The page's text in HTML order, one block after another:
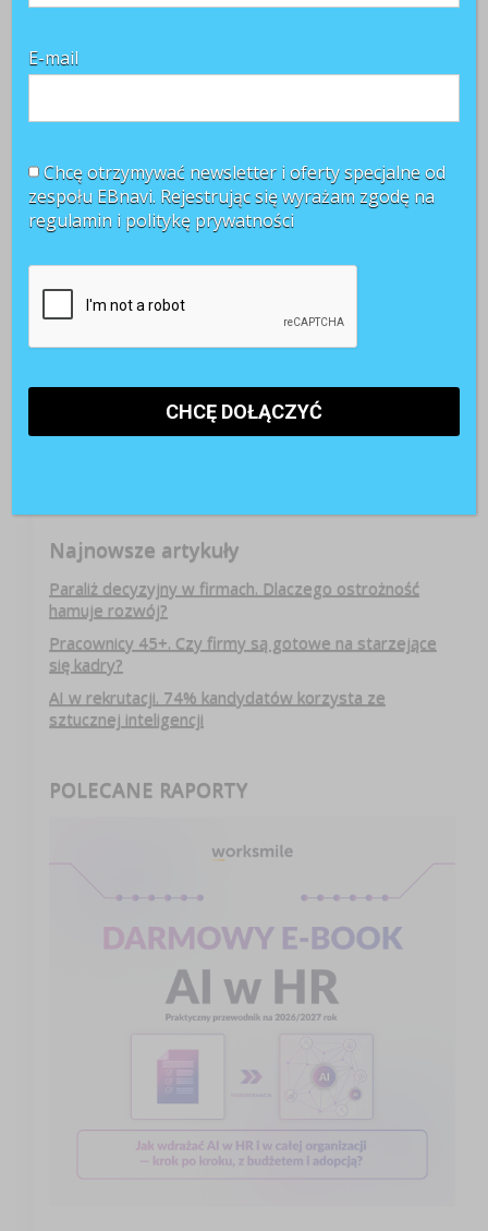
efektywności, zaangażowania i przynoszenia ...
Najnowsze artykuły
Paraliż decyzyjny w firmach. Dlaczego ostrożność
hamuje rozwój?
Pracownicy 45+. Czy firmy są gotowe na starzejące
się kadry?
AI w rekrutacji. 74% kandydatów korzysta ze
sztucznej inteligencji
POLECANE RAPORTY
E-mail
Chcę otrzymywać newsletter i oferty specjalne od
zespołu EBnavi. Rejestrując się wyrażam zgodę na
regulamin i politykę prywatności